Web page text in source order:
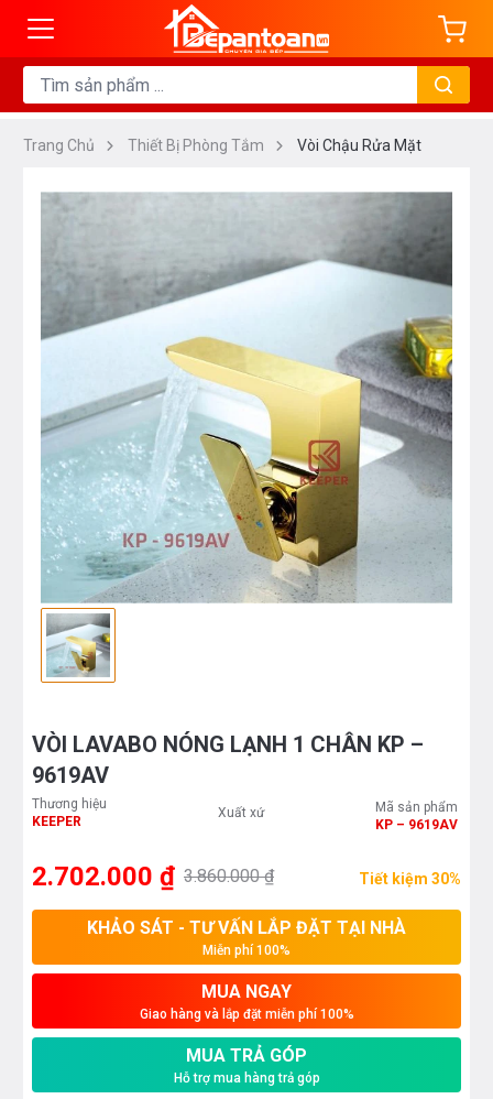
Trang Chủ Thiết Bị Phòng Tắm Vòi Chậu Rửa Mặt
VÒI LAVABO NÓNG LẠNH 1 CHÂN KP –
9619AV
Thương hiệu
KEEPER
Xuất xứ
Mã sản phẩm
KP – 9619AV
2.702.000 ₫ 3.860.000 ₫ Tiết kiệm 30%
KHẢO SÁT - TƯ VẤN LẮP ĐẶT TẠI NHÀ
Miễn phí 100%
MUA NGAY
Giao hàng và lắp đặt miễn phí 100%
MUA TRẢ GÓP
Hỗ trợ mua hàng trả góp